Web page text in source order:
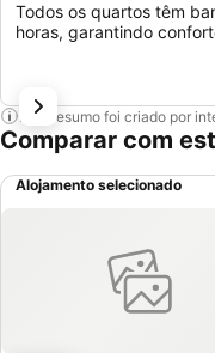
Todos os quartos têm
horas, garantindo
Este resumo foi criado por
Comparar com
Alojamento selecionado